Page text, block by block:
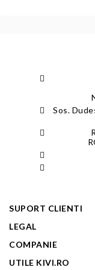
Sos.
SUPORT CLIENTI
LEGAL
COMPANIE
UTILE KIVI.RO